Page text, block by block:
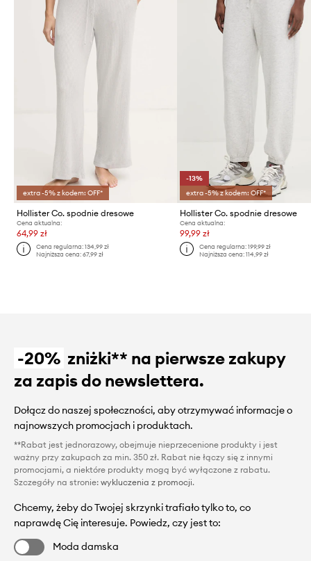
extra -5% z kodem: OFF*
Hollister Co. spodnie dresowe
Cena aktualna:
64,99 zł
Cena regularna:134,99 zł
Najniższa cena:67,99 zł
-13%
extra -5% z kodem: OFF*
Hollister Co. spodnie dresowe
Cena aktualna:
99,99 zł
Cena regularna: 199,99 zł
Najniższa cena: 114,99 zł
-20% zniżki** na pierwsze zakupy
za zapis do newslettera.
Dołącz do naszej społeczności, aby otrzymywać informacje o
najnowszych promocjach i produktach.
**Rabat jest jednorazowy, obejmuje nieprzecenione produkty i jest
ważny przy zakupach za min. 350 zł. Rabat nie łączy się z innymi
promocjami, a niektóre produkty mogą być wyłączone z rabatu.
Szczegóły na stronie: wykluczenia z promocji.
Chcemy, żeby do Twojej skrzynki trafiało tylko to, co
naprawdę Cię interesuje. Powiedz, czy jest to:
Moda damska